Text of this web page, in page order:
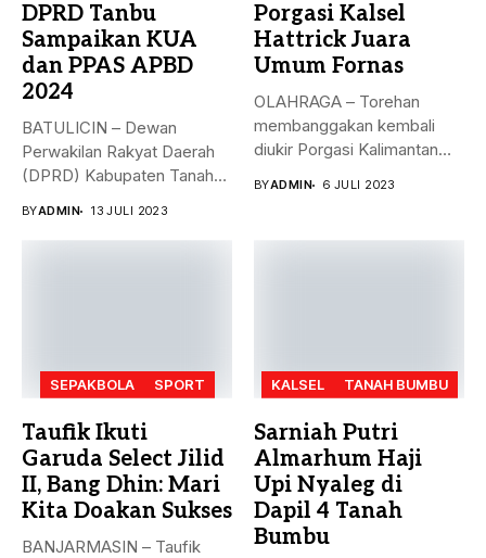
DPRD Tanbu
Sampaikan KUA
dan PPAS APBD
2024
BATULICIN – Dewan
Perwakilan Rakyat Daerah
(DPRD) Kabupaten Tanah
BYADMIN 13 JULI 2023
Porgasi Kalsel
Hattrick Juara
Umum Fornas
OLAHRAGA – Torehan
membanggakan kembali
diukir Porgasi Kalimantan
BYADMIN 6 JULI 2023
SEPAKBOLA SPORT
Taufik Ikuti
Garuda Select Jilid
II, Bang Dhin: Mari
Kita Doakan Sukses
BANJARMASIN – Taufik
KALSEL TANAH BUMBU
Sarniah Putri
Almarhum Haji
Upi Nyaleg di
Dapil 4 Tanah
Bumbu